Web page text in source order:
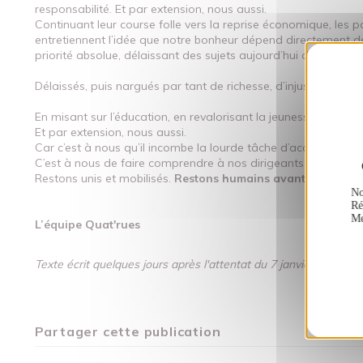
responsabilité. Et par extension, nous aussi.
Continuant leur course folle vers la reprise économique, les
entretiennent l’idée que notre bonheur dépend directement
priorité absolue, délaissant des sujets aujourd’hui devenus
Délaissés, puis nargués par tant de richesse, d’injustice
En misant sur l’éducation, en revalorisant la jeunesse
Et par extension, nous aussi.
Car c’est à nous qu’il incombe la lourde tâche d’accepter
C’est à nous de faire comprendre à nos dirigeants que nos
Restons unis et mobilisés. Restons humains avant tou
L’équipe Quat'rues
Texte écrit quelques jours après l'attentat du 7 janvier.
Partager cette publication